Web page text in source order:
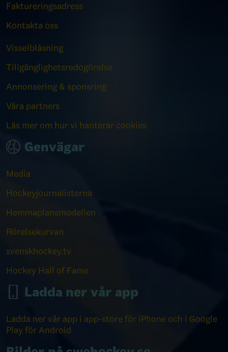
Faktureringsadress
Kontakta oss
Visselblåsning
Tillgänglighetsredogörelse
Annonsering & sponsring
Våra partners
Läs mer om hur vi hanterar cookies
Genvägar
Media
Hockeyjournalisterna
Hemmaplansmodellen
Rörelsekurvan
svenskhockey.tv
Hockey Hall of Fame
Ladda ner vår app
Ladda ner vår app i app-store för iPhone och i Google
Play för Android